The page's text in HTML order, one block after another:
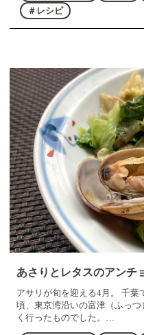
＃レシピ
あさりとレタスのアンチ
アサリが旬を迎える4月。 千葉で生まれ育った私は、子どもの
頃、東京湾沿いの富津（ふっ
く行ったものでした。…